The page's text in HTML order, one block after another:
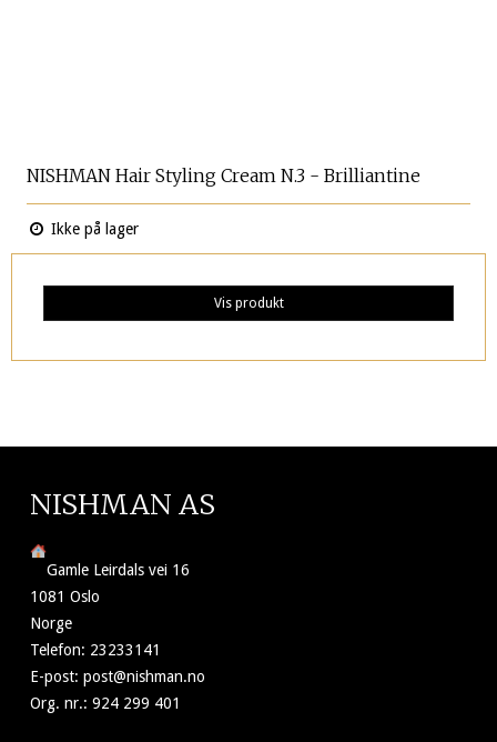
NISHMAN Hair Styling Cream N.3 - Brilliantine
Ikke på lager
Vis produkt
NISHMAN AS
Gamle Leirdals vei 16
1081 Oslo
Norge
Telefon: 23233141
E-post: post@nishman.no
Org. nr.: 924 299 401